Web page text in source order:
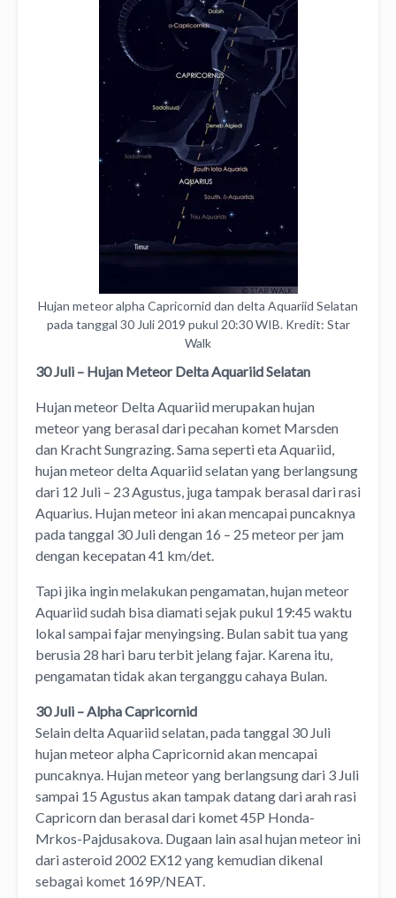
Hujan meteor alpha Capricornid dan delta Aquariid Selatan
pada tanggal 30 Juli 2019 pukul 20:30 WIB. Kredit: Star
Walk
30 Juli – Hujan Meteor Delta Aquariid Selatan
Hujan meteor Delta Aquariid merupakan hujan
meteor yang berasal dari pecahan komet Marsden
dan Kracht Sungrazing. Sama seperti eta Aquariid,
hujan meteor delta Aquariid selatan yang berlangsung
dari 12 Juli – 23 Agustus, juga tampak berasal dari rasi
Aquarius. Hujan meteor ini akan mencapai puncaknya
pada tanggal 30 Juli dengan 16 – 25 meteor per jam
dengan kecepatan 41 km/det.
Tapi jika ingin melakukan pengamatan, hujan meteor
Aquariid sudah bisa diamati sejak pukul 19:45 waktu
lokal sampai fajar menyingsing. Bulan sabit tua yang
berusia 28 hari baru terbit jelang fajar. Karena itu,
pengamatan tidak akan terganggu cahaya Bulan.
30 Juli – Alpha Capricornid
Selain delta Aquariid selatan, pada tanggal 30 Juli
hujan meteor alpha Capricornid akan mencapai
puncaknya. Hujan meteor yang berlangsung dari 3 Juli
sampai 15 Agustus akan tampak datang dari arah rasi
Capricorn dan berasal dari komet 45P Honda-
Mrkos-Pajdusakova. Dugaan lain asal hujan meteor ini
dari asteroid 2002 EX12 yang kemudian dikenal
sebagai komet 169P/NEAT.